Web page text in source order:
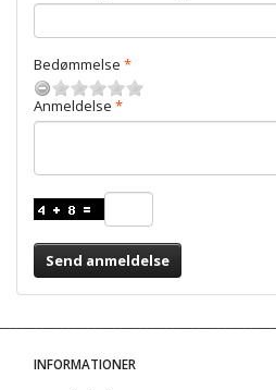
Bedømmelse
Anmeldelse
Send anmeldelse
INFORMATIONER